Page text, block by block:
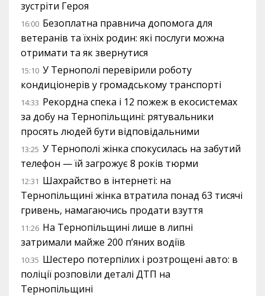
зустріти Героя
16:00 Безоплатна правнича допомога для
ветеранів та їхніх родин: які послуги можна
отримати та як звернутися
15:10 У Тернополі перевірили роботу
кондиціонерів у громадському транспорті
14:33 Рекордна спека і 12 пожеж в екосистемах
за добу на Тернопільщині: рятувальники
просять людей бути відповідальними
13:25 У Тернополі жінка спокусилась на забутий
телефон — їй загрожує 8 років тюрми
12:31 Шахрайство в інтернеті: на
Тернопільщині жінка втратила понад 63 тисячі
гривень, намагаючись продати взуття
11:26 На Тернопільщині лише в липні
затримали майже 200 п’яних водіїв
10:35 Шестеро потерпілих і розтрощені авто: в
поліції розповіли деталі ДТП на
Тернопільщині